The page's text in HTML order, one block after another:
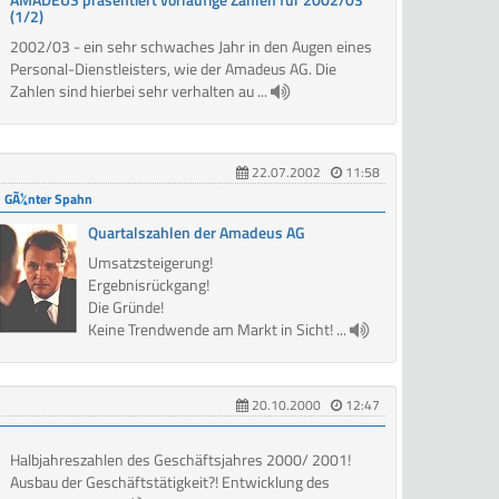
(1/2)
2002/03 - ein sehr schwaches Jahr in den Augen eines
Personal-Dienstleisters, wie der Amadeus AG. Die
Zahlen sind hierbei sehr verhalten au ...
22.07.2002
11:58
GÃ¼nter Spahn
Quartalszahlen der Amadeus AG
Umsatzsteigerung!
Ergebnisrückgang!
Die Gründe!
Keine Trendwende am Markt in Sicht! ...
20.10.2000 12:47
Halbjahreszahlen des Geschäftsjahres 2000/ 2001!
Ausbau der Geschäftstätigkeit?! Entwicklung des